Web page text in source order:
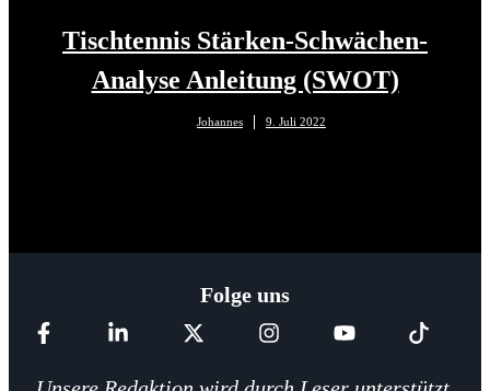
Tischtennis Stärken-Schwächen-
Analyse Anleitung (SWOT)
Johannes 9. Juli 2022
Folge uns